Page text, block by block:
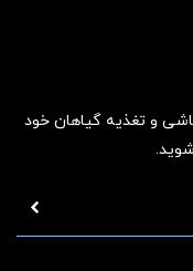
و تغذیه گیاهان خود